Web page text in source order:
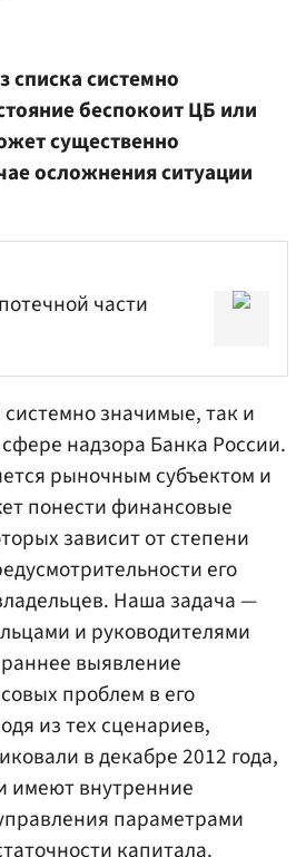
списка системно
беспокоит ЦБ или
существенно
осложнения ситуации
части
значимые, так и
надзора Банка России.
рыночным субъектом и
понести финансовые
зависит от степени
его
Наша задача —
и руководителями
выявление
проблем в его
из тех сценариев,
в декабре 2012 года,
имеют внутренние
параметрами
капитала.